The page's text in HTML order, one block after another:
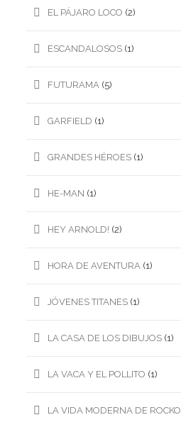
EL PÁJARO LOCO (2)
ESCANDALOSOS (1)
FUTURAMA (5)
GARFIELD (1)
GRANDES HÉROES (1)
HE-MAN (1)
HEY ARNOLD! (2)
HORA DE AVENTURA (1)
JÓVENES TITANES (1)
LA CASA DE LOS DIBUJOS (1)
LA VACA Y EL POLLITO (1)
LA VIDA MODERNA DE ROCKO